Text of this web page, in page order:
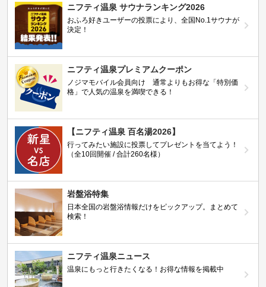
ニフティ温泉 サウナランキング2026
おふろ好きユーザーの投票により、全国No.1サウナが
決定！
ニフティ温泉プレミアムクーポン
ノジマモバイル会員向け 通常よりもお得な「特別価
格」で人気の温泉を満喫できる！
【ニフティ温泉 百名湯2026】
行ってみたい施設に投票してプレゼントを当てよう！
（全10回開催 / 合計260名様）
岩盤浴特集
日本全国の岩盤浴情報だけをピックアップ。まとめて
検索！
ニフティ温泉ニュース
温泉にもっと行きたくなる！お得な情報を掲載中